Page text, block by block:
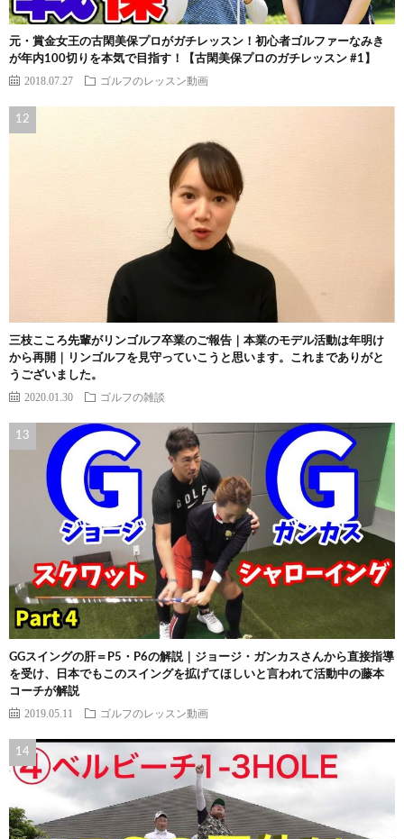
元・賞金女王の古閑美保プロがガチレッスン！初心者ゴルファーなみき
が年内100切りを本気で目指す！【古閑美保プロのガチレッスン #1】
2018.07.27 ゴルフのレッスン動画
三枝こころ先輩がリンゴルフ卒業のご報告｜本業のモデル活動は年明け
から再開｜リンゴルフを見守っていこうと思います。これまでありがと
うございました。
2020.01.30 ゴルフの雑談
GGスイングの肝＝P5・P6の解説｜ジョージ・ガンカスさんから直接指導
を受け、日本でもこのスイングを拡げてほしいと言われて活動中の藤本
コーチが解説
2019.05.11 ゴルフのレッスン動画